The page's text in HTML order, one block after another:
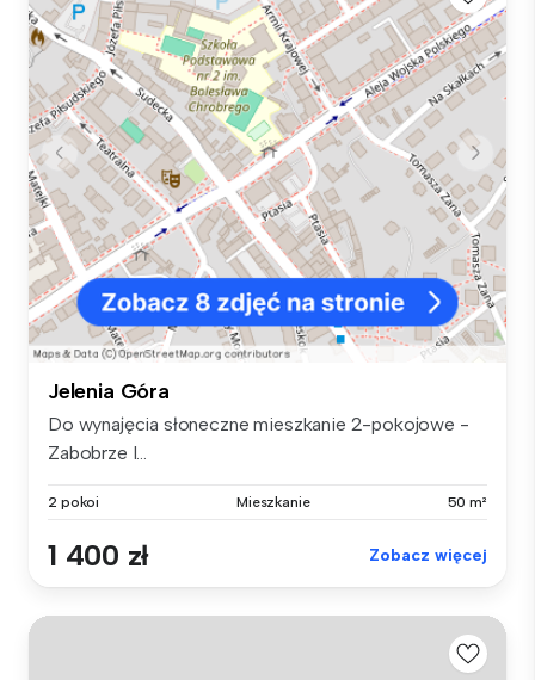
Jelenia Góra
Do wynajęcia słoneczne mieszkanie 2-pokojowe -
Zabobrze I...
2 pokoi Mieszkanie 50 m²
1 400 zł Zobacz więcej